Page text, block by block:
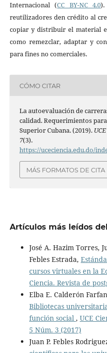
Internacional (CC BY-NC 4.0).
reutilizadores den crédito al
copiar y distribuir el material
como remezclar, adaptar y
para fines no comerciales.
CÓMO CITAR
La autoevaluación de
calidad. Requerimientos
Superior Cubana. (2019).
7(3).
https://uceciencia.edu.do/
MÁS FORMATOS DE CITA
Artículos más leídos
José A. Hazim Torres,
Febles Estrada,
cursos virtuales en la
Ciencia. Revista de
Elba E. Calderón
Bibliotecas
función social , UCE
5 Núm. 3 (2017)
Juan P. Febles